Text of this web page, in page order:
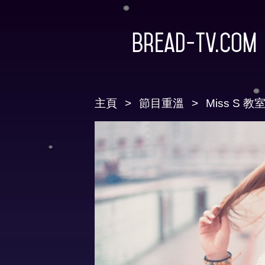
Bread-TV.com
主頁 節目重溫 Miss S 教室